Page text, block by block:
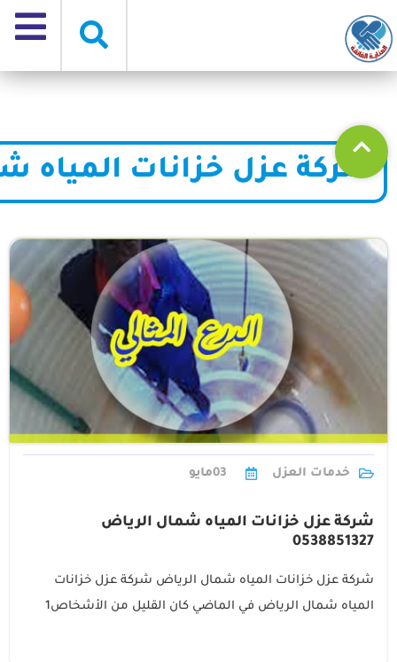
شركة عزل خزانات المياه
خدمات العزل 03مايو
شركة عزل خزانات المياه شمال الرياض
0538851327
شركة عزل خزانات المياه شمال الرياض شركة عزل خزانات
المياه شمال الرياض في الماضي كان القليل من الأشخاص1